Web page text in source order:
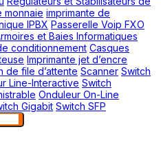
monnaie imprimante de
IPBX Passerelle Voip FXO
et Baies Informatiques
conditionnement Casques
Imprimante jet d’encre
de file d’attente Scanner Switch
Line-Interactive Switch
Onduleur On-Line
Gigabit Switch SFP